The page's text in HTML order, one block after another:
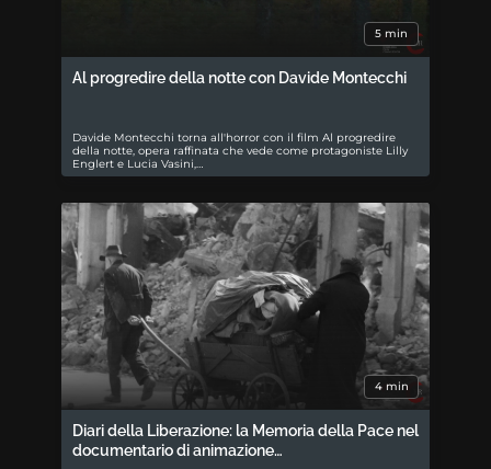
5 min
Al progredire della notte con Davide Montecchi
Davide Montecchi torna all'horror con il film Al progredire
della notte, opera raffinata che vede come protagoniste Lilly
Englert e Lucia Vasini,…
4 min
Diari della Liberazione: la Memoria della Pace nel
documentario di animazione…